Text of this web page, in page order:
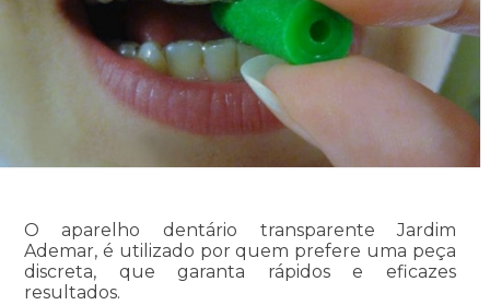
O aparelho dentário transparente Jardim
Ademar, é utilizado por quem prefere uma peça
discreta, que garanta rápidos e eficazes
resultados.